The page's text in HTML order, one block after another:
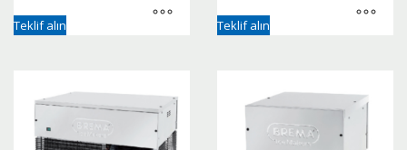
Teklif alın Teklif alın